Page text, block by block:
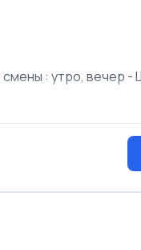
: утро, вечер -